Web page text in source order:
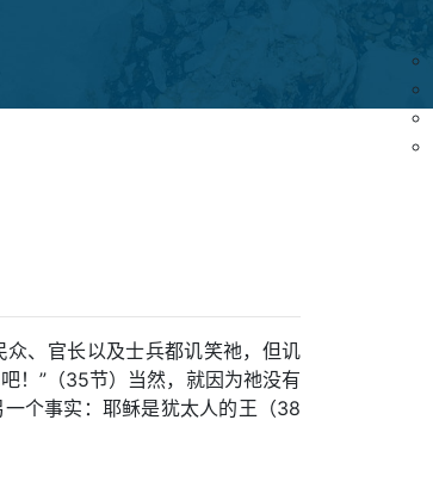
、官长以及士兵都讥笑祂，但讥
！”（35节）当然，就因为祂没有
个事实：耶稣是犹太人的王（38